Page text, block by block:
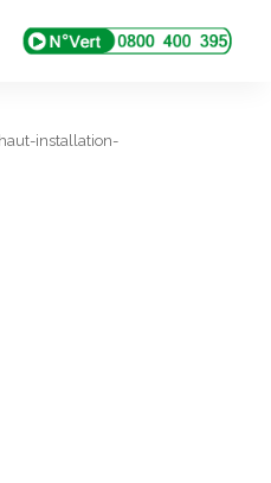
installation-